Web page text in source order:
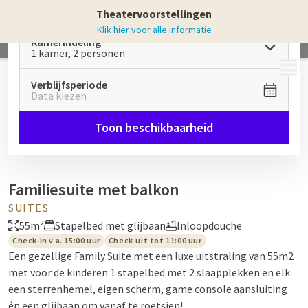
Theatervoorstellingen
Klik hier voor alle informatie
MENU
Kamerindeling
1 kamer, 2 personen
Verblijfsperiode
Data kiezen
Toon beschikbaarheid
Familiesuite met balkon
SUITES
55m²
Stapelbed met glijbaan Inloopdouche
Check-in v.a. 15:00 uur Check-uit tot 11:00 uur
Een gezellige Family Suite met een luxe uitstraling van 55m2
met voor de kinderen 1 stapelbed met 2 slaapplekken en elk
een sterrenhemel, eigen scherm, game console aansluiting
én een glijbaan om vanaf te roetsjen!